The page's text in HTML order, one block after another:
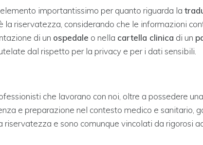
importantissimo per quanto riguarda la
la riservatezza, considerando che le informazioni
di un ospedale o nella cartella clinica di un
dal rispetto per la privacy e per i dati sensibili.
che lavorano con noi, oltre a possedere
e preparazione nel contesto medico e sanitario,
riservatezza e sono comunque vincolati da rigorosi